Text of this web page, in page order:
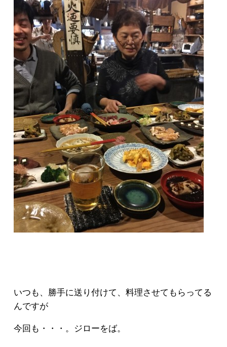
いつも、勝手に送り付けて、料理させてもらってる
んですが
今回も・・・。ジローをば。